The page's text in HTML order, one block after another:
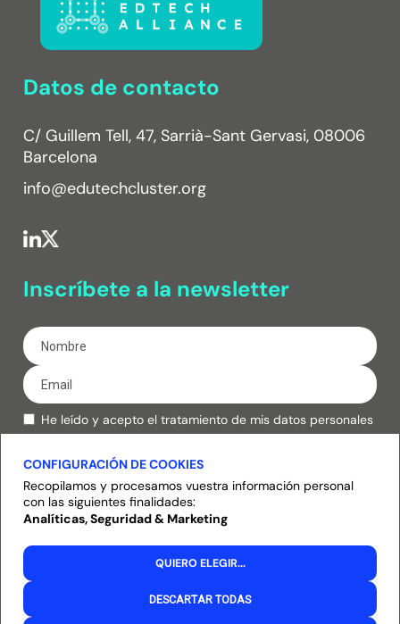
Datos de contacto
C/ Guillem Tell, 47, Sarrià-Sant Gervasi, 08006
Barcelona
info@edutechcluster.org
Inscríbete a la newsletter
He leído y acepto el tratamiento de mis datos personales
Política de privacidad
Aviso legal
CONFIGURACIÓN DE COOKIES
Recopilamos y procesamos vuestra información personal
con las siguientes finalidades:
Analíticas, Seguridad & Marketing
QUIERO ELEGIR...
DESCARTAR TODAS